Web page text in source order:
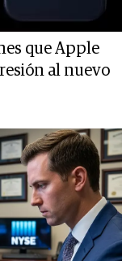
que Apple
al nuevo